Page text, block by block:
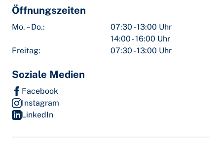
Öffnungszeiten
Mo. – Do.:
07:30 - 13:00 Uhr
14:00 - 16:00 Uhr
Freitag:
07:30 - 13:00 Uhr
Soziale Medien
Facebook
Instagram
LinkedIn